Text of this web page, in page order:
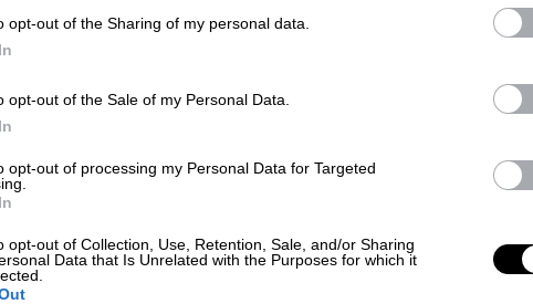
opt-out of the Sharing of my personal data.
opt-out of the Sale of my Personal Data.
opt-out of processing my Personal Data for Targeted
opt-out of Collection, Use, Retention, Sale, and/or Sharing
Data that Is Unrelated with the Purposes for which it
εφαρμογή
Οικονομία 17.06.2026 08:28
σούπερ μάρκετ - Σύγκριση τιμών
σε πραγματικό χρόνο
05/